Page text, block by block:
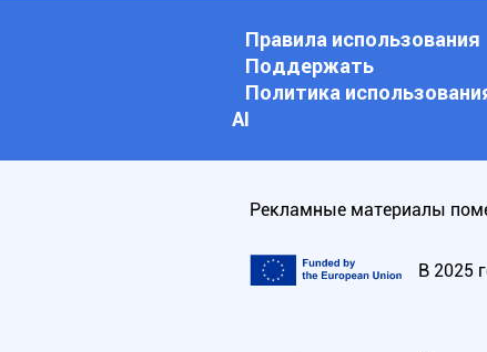
Правила использования
Поддержать
Политика
АI
Рекламные материалы
В 2025